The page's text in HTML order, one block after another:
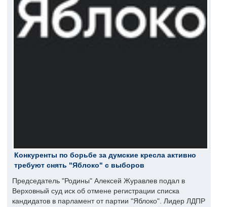
Конкуренты по борьбе за думские кресла активно
требуют снять "Яблоко" с выборов
Председатель "Родины" Алексей Журавлев подал в
Верховный суд иск об отмене регистрации списка
кандидатов в парламент от партии "Яблоко". Лидер ЛДПР